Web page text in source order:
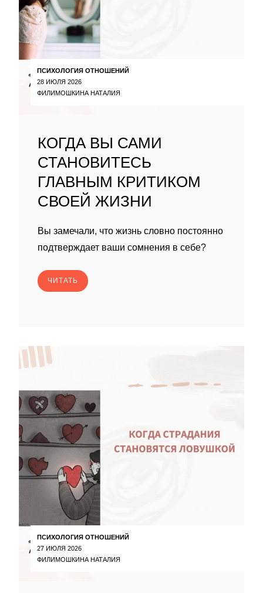
ПСИХОЛОГИЯ ОТНОШЕНИЙ
28 ИЮЛЯ 2026
ФИЛИМОШКИНА НАТАЛИЯ
КОГДА ВЫ САМИ
СТАНОВИТЕСЬ
ГЛАВНЫМ КРИТИКОМ
СВОЕЙ ЖИЗНИ
Вы замечали, что жизнь словно постоянно
подтверждает ваши сомнения в себе?
ЧИТАТЬ
ПСИХОЛОГИЯ ОТНОШЕНИЙ
27 ИЮЛЯ 2026
ФИЛИМОШКИНА НАТАЛИЯ